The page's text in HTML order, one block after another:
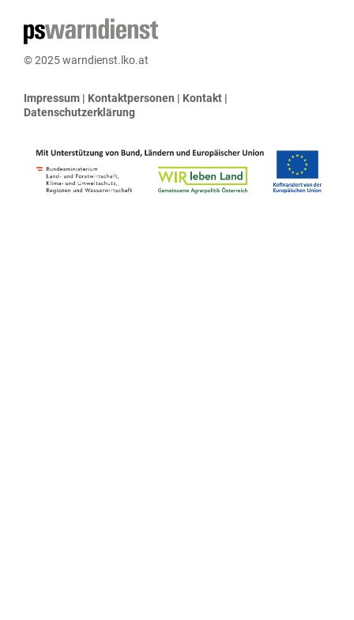
© 2025 warndienst.lko.at
Impressum | Kontaktpersonen | Kontakt |
Datenschutzerklärung